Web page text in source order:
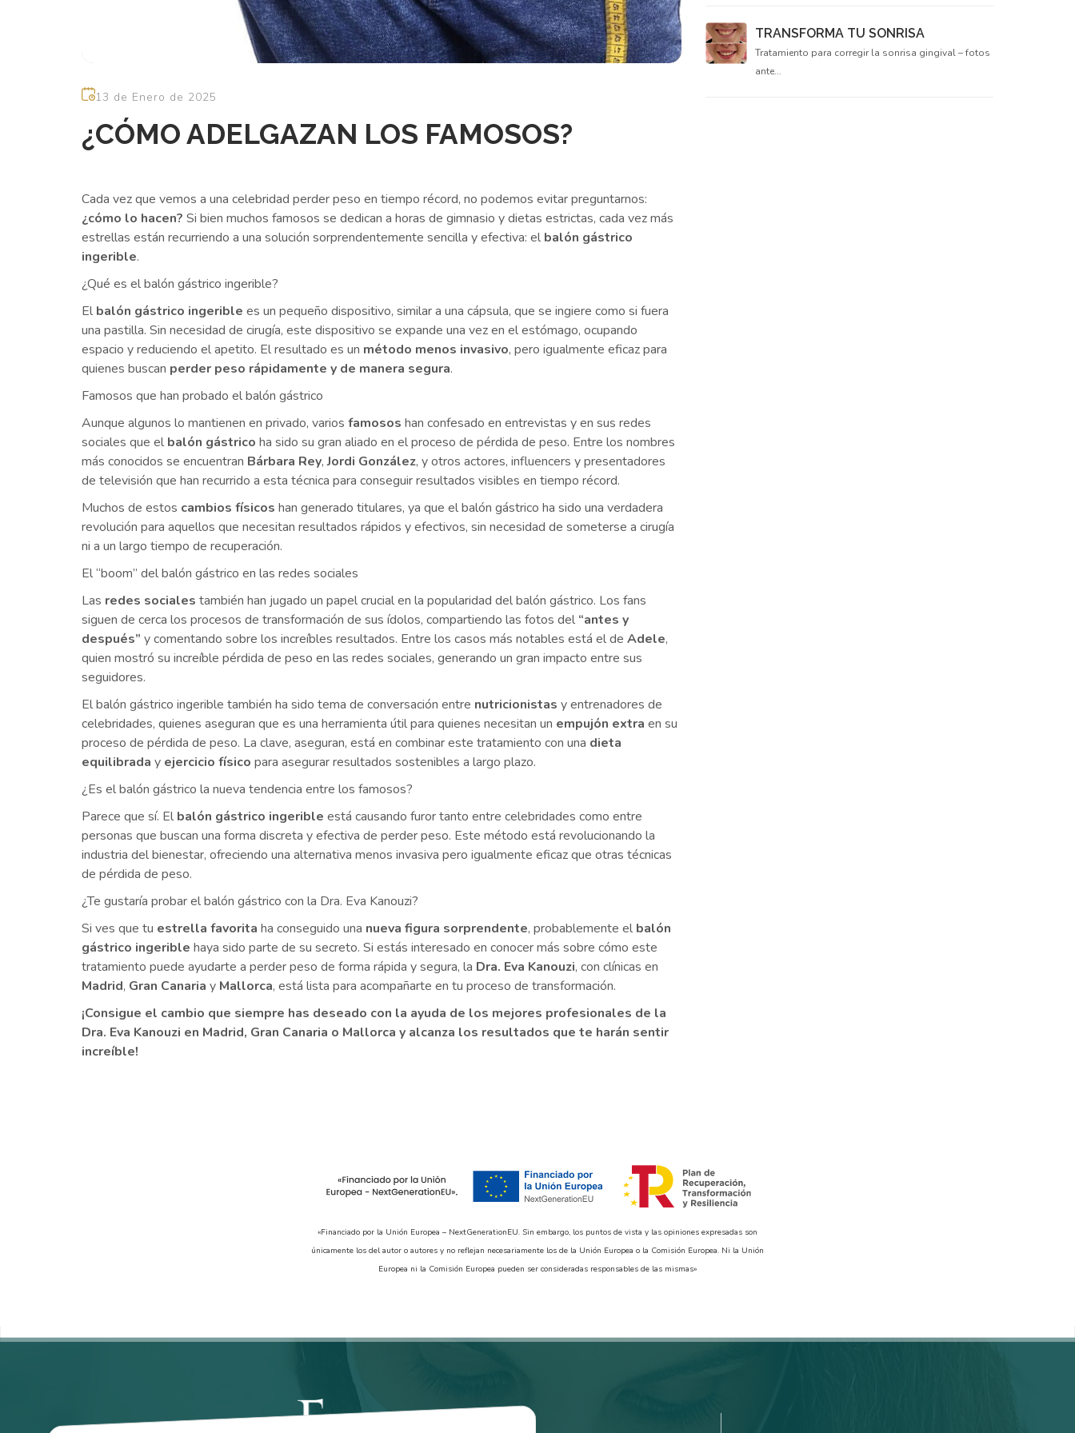
13 de Enero de 2025
¿CÓMO ADELGAZAN LOS FAMOSOS?
Cada vez que vemos a una celebridad perder peso en tiempo récord, no podemos evitar preguntarnos:
¿cómo lo hacen? Si bien muchos famosos se dedican a horas de gimnasio y dietas estrictas, cada vez más
estrellas están recurriendo a una solución sorprendentemente sencilla y efectiva: el balón gástrico
ingerible.
¿Qué es el balón gástrico ingerible?
El balón gástrico ingerible es un pequeño dispositivo, similar a una cápsula, que se ingiere como si fuera
una pastilla. Sin necesidad de cirugía, este dispositivo se expande una vez en el estómago, ocupando
espacio y reduciendo el apetito. El resultado es un método menos invasivo, pero igualmente eficaz para
quienes buscan perder peso rápidamente y de manera segura.
Famosos que han probado el balón gástrico
Aunque algunos lo mantienen en privado, varios famosos han confesado en entrevistas y en sus redes
sociales que el balón gástrico ha sido su gran aliado en el proceso de pérdida de peso. Entre los nombres
más conocidos se encuentran Bárbara Rey,Jordi González, y otros actores, influencers y presentadores
de televisión que han recurrido a esta técnica para conseguir resultados visibles en tiempo récord.
Muchos de estos cambios físicos han generado titulares, ya que el balón gástrico ha sido una verdadera
revolución para aquellos que necesitan resultados rápidos y efectivos, sin necesidad de someterse a cirugía
ni a un largo tiempo de recuperación.
El “boom” del balón gástrico en las redes sociales
Las redes sociales también han jugado un papel crucial en la popularidad del balón gástrico. Los fans
siguen de cerca los procesos de transformación de sus ídolos, compartiendo las fotos del “antes y
después” y comentando sobre los increíbles resultados. Entre los casos más notables está el de Adele,
quien mostró su increíble pérdida de peso en las redes sociales, generando un gran impacto entre sus
seguidores.
El balón gástrico ingerible también ha sido tema de conversación entre nutricionistas y entrenadores de
celebridades, quienes aseguran que es una herramienta útil para quienes necesitan un empujón extra en su
proceso de pérdida de peso. La clave, aseguran, está en combinar este tratamiento con una dieta
equilibrada y ejercicio físico para asegurar resultados sostenibles a largo plazo.
¿Es el balón gástrico la nueva tendencia entre los famosos?
Parece que sí. El balón gástrico ingerible está causando furor tanto entre celebridades como entre
personas que buscan una forma discreta y efectiva de perder peso. Este método está revolucionando la
industria del bienestar, ofreciendo una alternativa menos invasiva pero igualmente eficaz que otras técnicas
de pérdida de peso.
¿Te gustaría probar el balón gástrico con la Dra. Eva Kanouzi?
Si ves que tu estrella favorita ha conseguido una nueva figura sorprendente, probablemente el balón
gástrico ingerible haya sido parte de su secreto. Si estás interesado en conocer más sobre cómo este
tratamiento puede ayudarte a perder peso de forma rápida y segura, la Dra. Eva Kanouzi, con clínicas en
Madrid, Gran Canaria y Mallorca, está lista para acompañarte en tu proceso de transformación.
¡Consigue el cambio que siempre has deseado con la ayuda de los mejores profesionales de la
Dra. Eva Kanouzi en Madrid, Gran Canaria o Mallorca y alcanza los resultados que te harán sentir
increíble!
TRANSFORMA TU SONRISA
Tratamiento para corregir la sonrisa gingival – fotos
ante...
«Financiado por la Unión Europea – NextGenerationEU. Sin embargo, los puntos de vista y las opiniones expresadas son
únicamente los del autor o autores y no reflejan necesariamente los de la Unión Europea o la Comisión Europea. Ni la Unión
Europea ni la Comisión Europea pueden ser consideradas responsables de las mismas»